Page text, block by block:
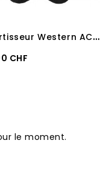
A
mortisseur Western ACAVALLO THERAPEUTIC SOFT GEL PAD WITH DRI-LEX
CHF
le moment.